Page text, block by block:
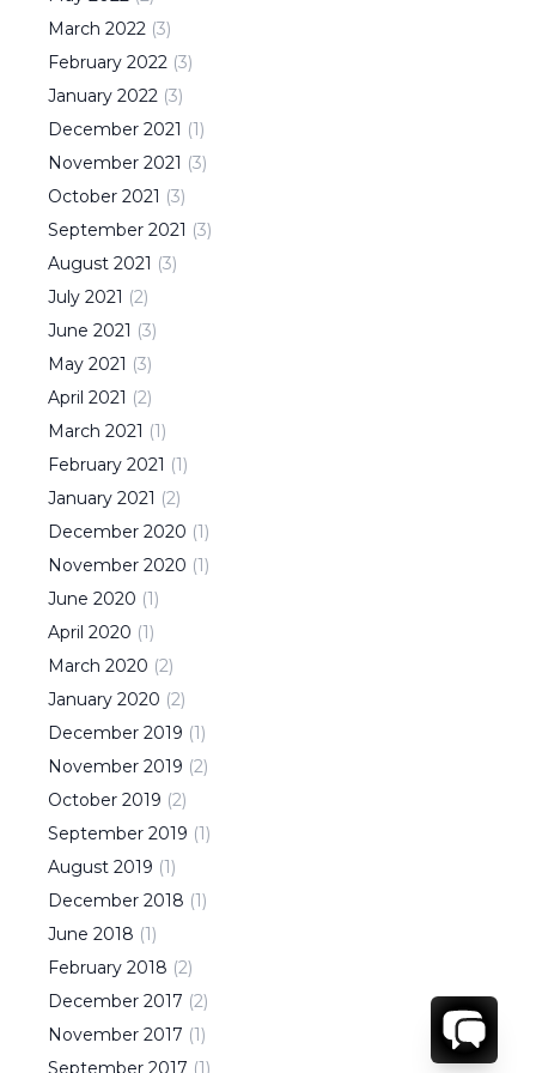
March 2022 (3)
February 2022 (3)
January 2022 (3)
December 2021 (1)
November 2021 (3)
October 2021 (3)
September 2021 (3)
August 2021 (3)
July 2021 (2)
June 2021 (3)
May 2021 (3)
April 2021 (2)
March 2021 (1)
February 2021 (1)
January 2021 (2)
December 2020 (1)
November 2020 (1)
June 2020 (1)
April 2020 (1)
March 2020 (2)
January 2020 (2)
December 2019 (1)
November 2019 (2)
October 2019 (2)
September 2019 (1)
August 2019 (1)
December 2018 (1)
June 2018 (1)
February 2018 (2)
December 2017 (2)
November 2017 (1)
September 2017 (1)